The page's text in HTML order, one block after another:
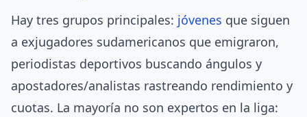
Hay tres grupos principales: jóvenes que siguen
a exjugadores sudamericanos que emigraron,
periodistas deportivos buscando ángulos y
apostadores/analistas rastreando rendimiento y
cuotas. La mayoría no son expertos en la liga: